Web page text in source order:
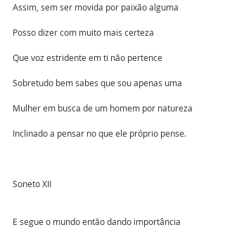
Assim, sem ser movida por paixão alguma
Posso dizer com muito mais certeza
Que voz estridente em ti não pertence
Sobretudo bem sabes que sou apenas uma
Mulher em busca de um homem por natureza
Inclinado a pensar no que ele próprio pense.
Soneto XII
E segue o mundo então dando importância